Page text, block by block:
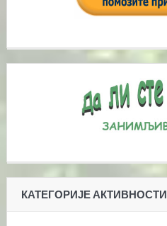
КАТЕГОРИЈЕ АКТИВНОСТИ